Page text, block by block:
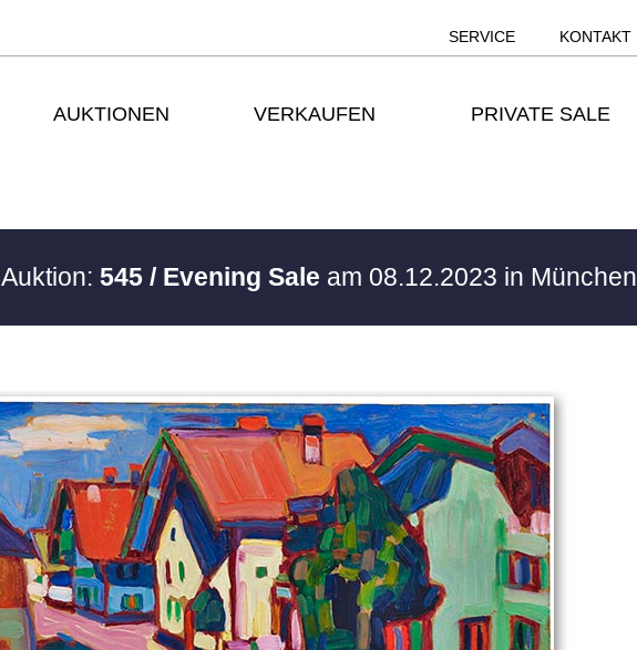
SERVICE KONTAKT
AUKTIONEN VERKAUFEN PRIVATE SALE
Auktion:545 / Evening Sale am 08.12.2023 in München